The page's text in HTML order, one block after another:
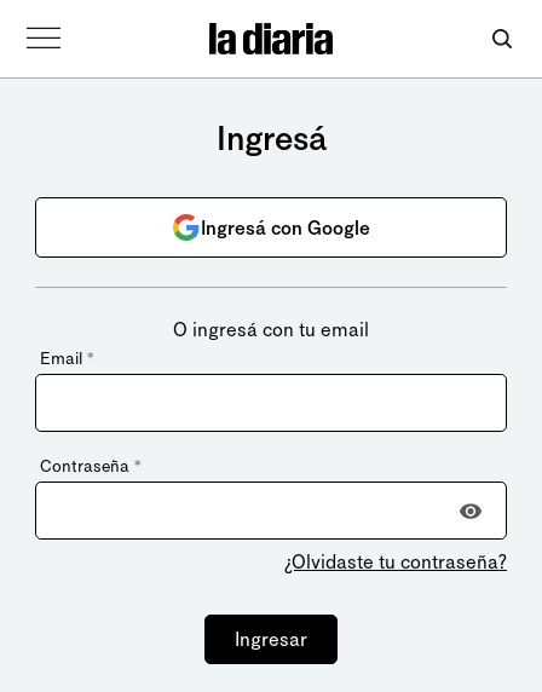
Ingresá
Ingresá con Google
O ingresá con tu email
Email *
Contraseña *
¿Olvidaste tu contraseña?
Ingresar